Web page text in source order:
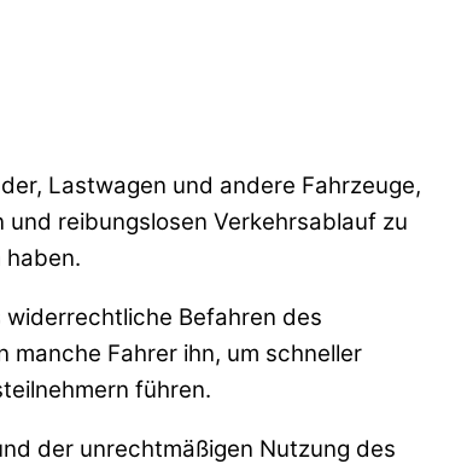
Lastwagen und andere Fahrzeuge,
reibungslosen Verkehrsablauf zu
haben.
widerrechtliche Befahren des
Fahrer ihn, um schneller
führen.
der unrechtmäßigen Nutzung des